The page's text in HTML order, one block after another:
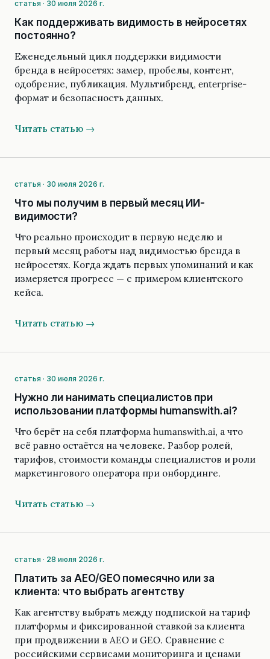
статья · 30 июля 2026 г.
Как поддерживать видимость в нейросетях
постоянно?
Еженедельный цикл поддержки видимости
бренда в нейросетях: замер, пробелы, контент,
одобрение, публикация. Мультибренд, enterprise-
формат и безопасность данных.
Читать статью →
статья · 30 июля 2026 г.
Что мы получим в первый месяц ИИ-
видимости?
Что реально происходит в первую неделю и
первый месяц работы над видимостью бренда в
нейросетях. Когда ждать первых упоминаний и как
измеряется прогресс — с примером клиентского
кейса.
Читать статью →
статья · 30 июля 2026 г.
Нужно ли нанимать специалистов при
использовании платформы humanswith.ai?
Что берёт на себя платформа humanswith.ai, а что
всё равно остаётся на человеке. Разбор ролей,
тарифов, стоимости команды специалистов и роли
маркетингового оператора при онбординге.
Читать статью →
статья · 28 июля 2026 г.
Платить за AEO/GEO помесячно или за
клиента: что выбрать агентству
Как агентству выбрать между подпиской на тариф
платформы и фиксированной ставкой за клиента
при продвижении в AEO и GEO. Сравнение с
российскими сервисами мониторинга и ценами